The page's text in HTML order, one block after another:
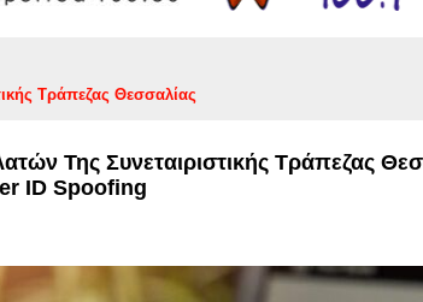
Τράπεζας Θεσσαλίας
Της Συνεταιριστικής Τράπεζας
ID Spoofing